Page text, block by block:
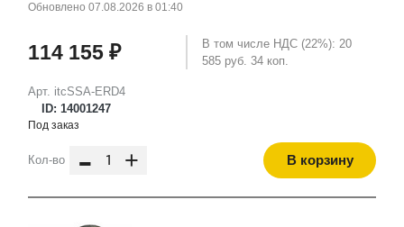
Арт. itcSSA-ERD4
ID: 14001247
Обновлено 07.08.2026 в 01:40
114 155 ₽
В том числе НДС (22%): 20
585 руб. 34 коп.
Под заказ
Кол-во - + В корзину